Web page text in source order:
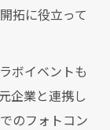
拓に役立って
ボイベントも
企業と連携し
のフォトコン